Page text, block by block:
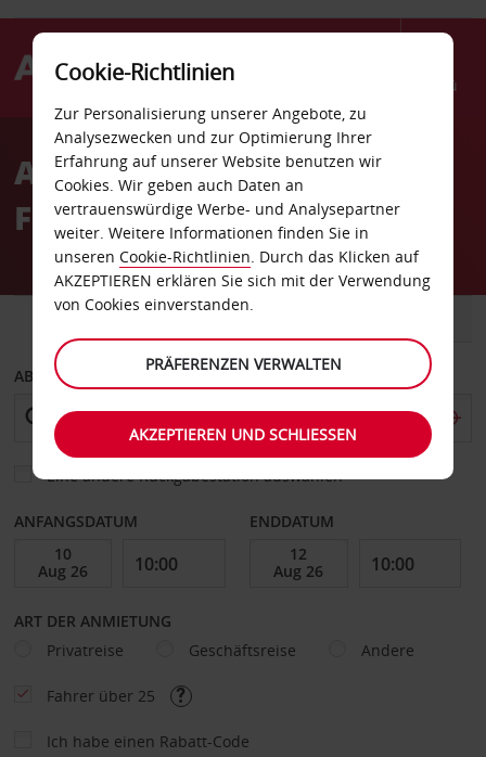
Menü
AvisAutovermietung Helena
Flughafen
ABHOLEN VON
Eine andere Rückgabestation auswählen
ANFANGSDATUM ENDDATUM
ART DER ANMIETUNG
Privatreise
Geschäftsreise Andere
Fahrer über 25
Ich habe einen Rabatt-Code
Cookie-Richtlinien
Zur Personalisierung unserer Angebote, zu
Analysezwecken und zur Optimierung Ihrer
Erfahrung auf unserer Website benutzen wir
Cookies. Wir geben auch Daten an
vertrauenswürdige Werbe- und Analysepartner
weiter. Weitere Informationen finden Sie in
unseren Cookie-Richtlinien. Durch das Klicken auf
AKZEPTIEREN erklären Sie sich mit der Verwendung
von Cookies einverstanden.
PRÄFERENZEN VERWALTEN
AKZEPTIEREN UND SCHLIESSEN